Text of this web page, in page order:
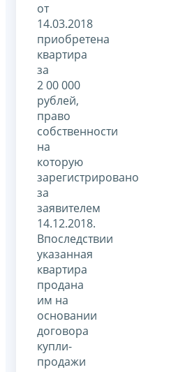
от
14.03.2018
приобретена
квартира
за
2 00 000
рублей,
право
собственности
на
которую
зарегистрировано
за
заявителем
14.12.2018.
Впоследствии
указанная
квартира
продана
им на
основании
договора
купли-
продажи